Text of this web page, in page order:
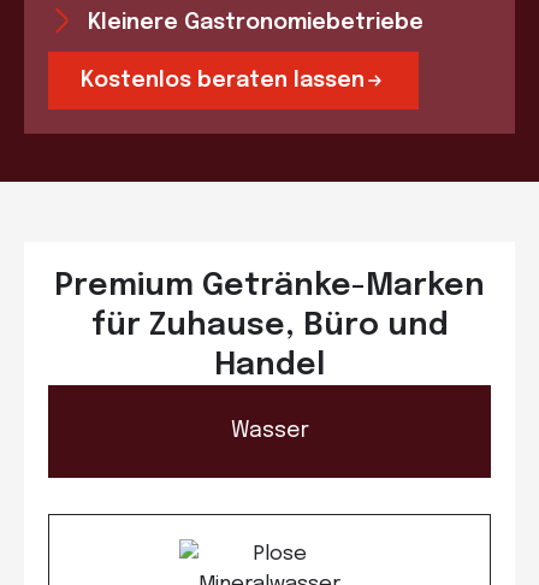
Kleinere Gastronomiebetriebe
Kostenlos beraten lassen
Premium Getränke-Marken
für Zuhause, Büro und
Handel
Wasser